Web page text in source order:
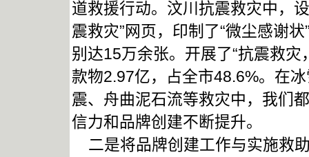
道救援行动。汶川抗震救灾中，
震救灾”网页，印制了“微尘感谢
别达15万余张。开展了“抗震救
款物2.97亿，占全市48.6%。在
震、舟曲泥石流等救灾中，我们
信力和品牌创建不断提升。
二是将品牌创建工作与实施救